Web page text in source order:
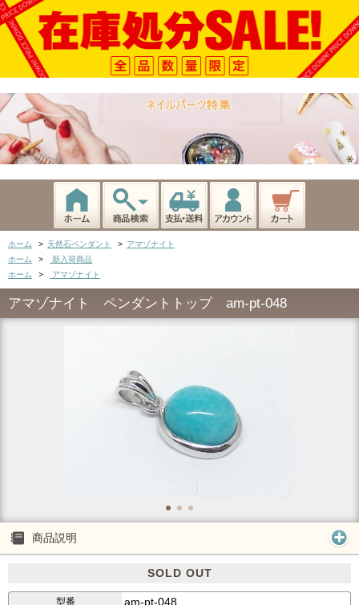
ホーム > 天然石ペンダント > アマゾナイト
ホーム
>
新入荷商品
ホーム
> アマゾナイト
アマゾナイト ペンダントトップ am-pt-048
商品説明
SOLD OUT
型番 am-pt-048